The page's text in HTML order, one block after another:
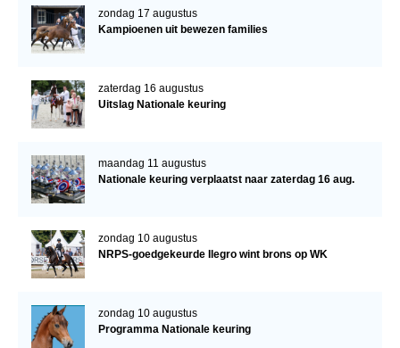
zondag 17 augustus
Kampioenen uit bewezen families
zaterdag 16 augustus
Uitslag Nationale keuring
maandag 11 augustus
Nationale keuring verplaatst naar zaterdag 16 aug.
zondag 10 augustus
NRPS-goedgekeurde Ilegro wint brons op WK
zondag 10 augustus
Programma Nationale keuring